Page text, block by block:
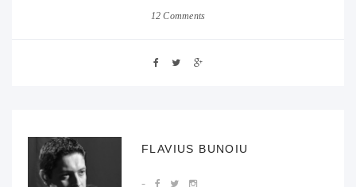
12 Comments
FLAVIUS BUNOIU